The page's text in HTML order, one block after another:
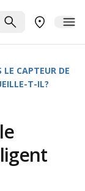
RECHERCHE
TROUVER
CAPTEUR DE
T-IL?